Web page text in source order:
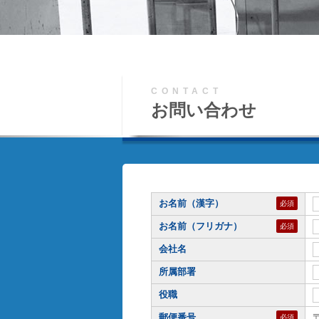
CONTACT
お問い合わせ
お名前（漢字） 必須
お名前（フリガナ） 必須
会社名
所属部署
役職
必須